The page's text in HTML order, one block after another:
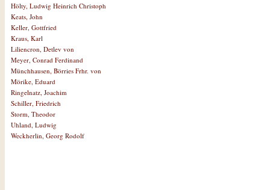
Hölty, Ludwig Heinrich Christoph
Keats, John
Keller, Gottfried
Kraus, Karl
Liliencron, Detlev von
Meyer, Conrad Ferdinand
Münchhausen, Börries Frhr. von
Mörike, Eduard
Ringelnatz, Joachim
Schiller, Friedrich
Storm, Theodor
Uhland, Ludwig
Weckherlin, Georg Rodolf